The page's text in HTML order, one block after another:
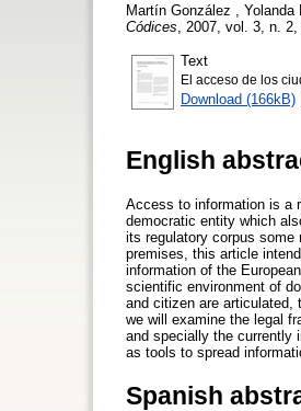
Martín González , Yolanda
Códices , 2007, vol. 3, n.
Text
El acceso de los
Download (166kB)
English
Access to information is a
democratic entity which
its regulatory corpus
premises, this article
information of the
scientific environment of
and citizen are articulated,
we will examine the legal
and specially the currently
as tools to spread
Spanish